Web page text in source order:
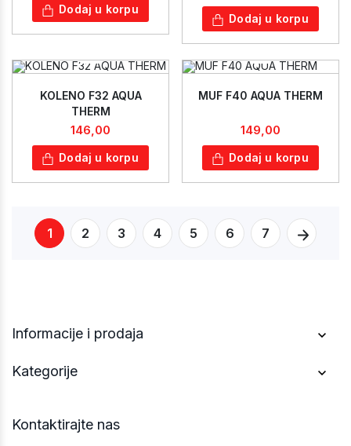
Dodaj u korpu
Dodaj u korpu
KOLENO F32 AQUA
THERM
146,00
Dodaj u korpu
MUF F40 AQUA THERM
149,00
Dodaj u korpu
1 2 3 4 5 6 7
Informacije i prodaja
Kategorije
Kontaktirajte nas